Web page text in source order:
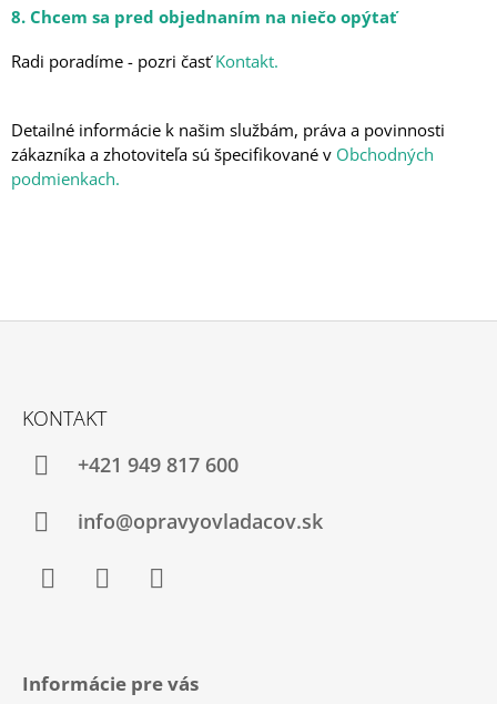
8. Chcem sa pred objednaním na niečo opýtať
Radi poradíme - pozri časťKontakt.
Detailné informácie k našim službám, práva a povinnosti
zákazníka a zhotoviteľa sú špecifikované v Obchodných
podmienkach.
KONTAKT
+421 949 817 600
info@opravyovladacov.sk
Informácie pre vás